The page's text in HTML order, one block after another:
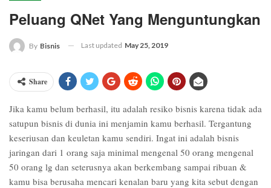
Peluang QNet Yang Menguntungkan
By Bisnis Last updated May 25, 2019
Share
Jika kamu belum berhasil, itu adalah resiko bisnis karena tidak ada
satupun bisnis di dunia ini menjamin kamu berhasil. Tergantung
keseriusan dan keuletan kamu sendiri. Ingat ini adalah bisnis
jaringan dari 1 orang saja minimal mengenal 50 orang mengenal
50 orang lg dan seterusnya akan berkembang sampai ribuan &
kamu bisa berusaha mencari kenalan baru yang kita sebut dengan